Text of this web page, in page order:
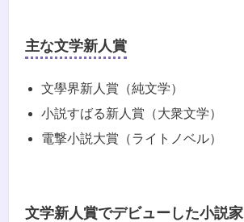
主な文学新人賞
文學界新人賞（純文学）
小説すばる新人賞（大衆文学）
電撃小説大賞（ライトノベル）
文学新人賞でデビューした小説家